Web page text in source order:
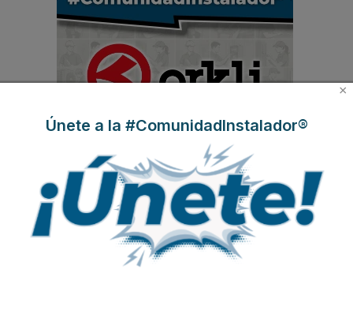
NOTICIAS DESTACADAS
Suscríbete a
nuestros boletines
Y RECIBE EN TU EMAIL TODA LA
×
Únete a la #ComunidadInstalador®